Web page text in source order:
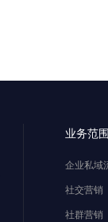
业务范
企业私域
社交营销
社群营销